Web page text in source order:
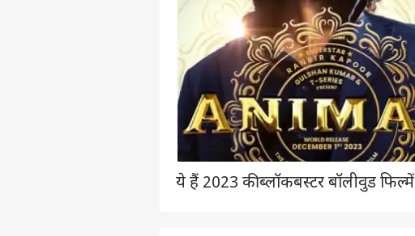
ये हैं 2023 की ब्लॉकबस्टर बॉलीवुड फिल्में